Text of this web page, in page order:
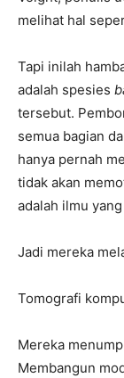
melihat hal
Tapi inilah
adalah spesies
tersebut.
semua bagian
hanya pernah
tidak akan
adalah ilmu
Jadi mereka
Tomografi
Mereka
Membangun